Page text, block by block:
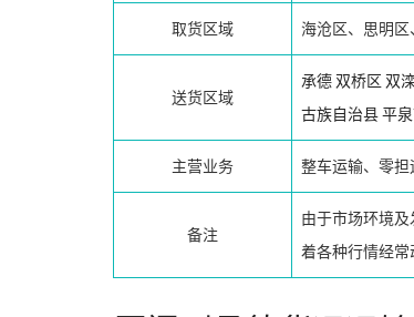
取货区域 海沧区、思明区
送货区域
承德双桥区 双
古族自治县平
主营业务 整车运输、零
备注
由于市场环境
着各种行情经